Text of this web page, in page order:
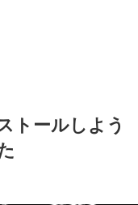
トールしよう